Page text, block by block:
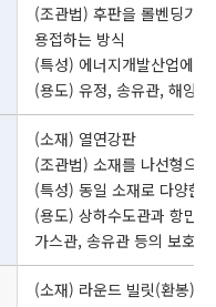
(조관법) 후판을 롤벤딩기
용접하는 방식
(특성) 에너지개발산업에
(용도) 유정, 송유관, 해양
(소재) 열연강판
(조관법) 소재를 나선형으
(특성) 동일 소재로 다양한
(용도) 상하수도관과 항만,
가스관, 송유관 등의 보호용
(소재) 라운드 빌릿(환봉)